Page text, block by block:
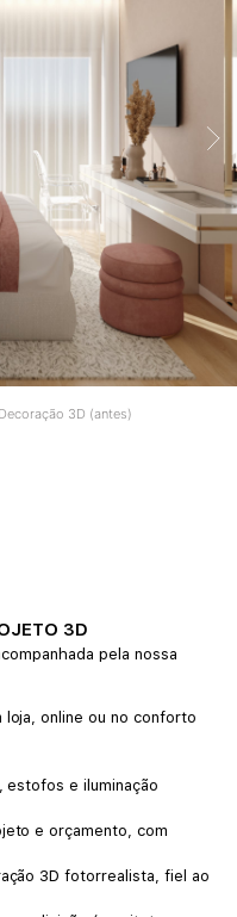
3D (antes)
3D
pela nossa
online ou no conforto
estofos e iluminação
e orçamento, com
3D fotorrealista, fiel ao